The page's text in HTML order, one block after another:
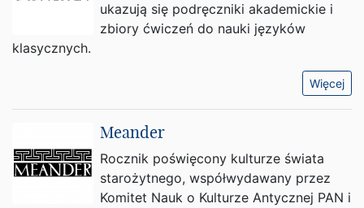
ukazują się podręczniki akademickie i
zbiory ćwiczeń do nauki języków
klasycznych.
Więcej
Meander
Rocznik poświęcony kulturze świata
starożytnego, współwydawany przez
Komitet Nauk o Kulturze Antycznej PAN i